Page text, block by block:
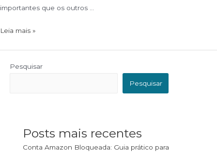
importantes que os outros …
Leia mais »
Pesquisar
Pesquisar
Posts mais recentes
Conta Amazon Bloqueada: Guia prático para